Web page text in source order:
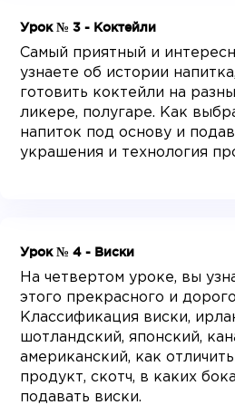
Урок № 3 - Коктейли
Самый приятный и
узнаете об истории
готовить коктейли на
ликере, полугаре. Как
напиток под основу и
украшения и технология
Урок № 4 - Виски
На четвертом уроке, вы
этого прекрасного и
Классификация виски,
шотландский, японский,
американский, как
продукт, скотч, в каких
подавать виски.